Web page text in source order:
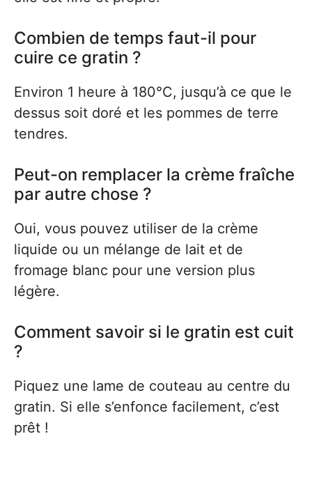
Combien de temps faut-il pour
cuire ce gratin ?
Environ 1 heure à 180°C, jusqu’à ce que le
dessus soit doré et les pommes de terre
tendres.
Peut-on remplacer la crème fraîche
par autre chose ?
Oui, vous pouvez utiliser de la crème
liquide ou un mélange de lait et de
fromage blanc pour une version plus
légère.
Comment savoir si le gratin est cuit
?
Piquez une lame de couteau au centre du
gratin. Si elle s’enfonce facilement, c’est
prêt !